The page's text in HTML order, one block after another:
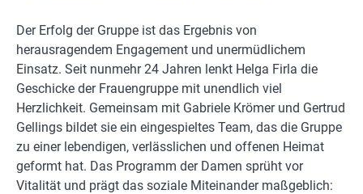
Der Erfolg der Gruppe ist das Ergebnis von
herausragendem Engagement und unermüdlichem
Einsatz. Seit nunmehr 24 Jahren lenkt Helga Firla die
Geschicke der Frauengruppe mit unendlich viel
Herzlichkeit. Gemeinsam mit Gabriele Krömer und Gertrud
Gellings bildet sie ein eingespieltes Team, das die Gruppe
zu einer lebendigen, verlässlichen und offenen Heimat
geformt hat. Das Programm der Damen sprüht vor
Vitalität und prägt das soziale Miteinander maßgeblich: